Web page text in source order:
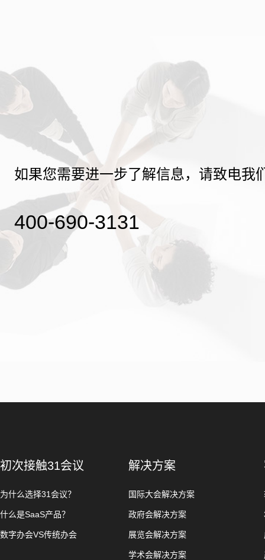
如果您需要进一步了解信息，请致电我
400-690-3131
初次接触31会议
为什么选择31会议？
什么是SaaS产品？
数字办会VS传统办会
解决方案
国际大会解决方案
政府会解决方案
展览会解决方案
学术会解决方案